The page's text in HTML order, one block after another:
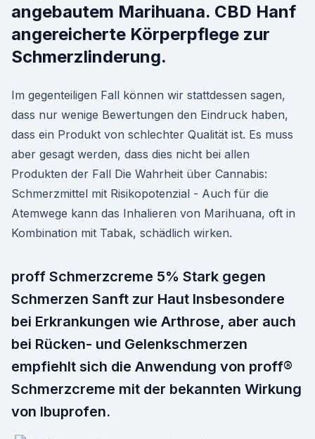
angebautem Marihuana. CBD Hanf
angereicherte Körperpflege zur
Schmerzlinderung.
Im gegenteiligen Fall können wir stattdessen sagen,
dass nur wenige Bewertungen den Eindruck haben,
dass ein Produkt von schlechter Qualität ist. Es muss
aber gesagt werden, dass dies nicht bei allen
Produkten der Fall Die Wahrheit über Cannabis:
Schmerzmittel mit Risikopotenzial - Auch für die
Atemwege kann das Inhalieren von Marihuana, oft in
Kombination mit Tabak, schädlich wirken.
proff Schmerzcreme 5% Stark gegen
Schmerzen Sanft zur Haut Insbesondere
bei Erkrankungen wie Arthrose, aber auch
bei Rücken- und Gelenkschmerzen
empfiehlt sich die Anwendung von proff®
Schmerzcreme mit der bekannten Wirkung
von Ibuprofen.